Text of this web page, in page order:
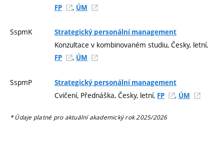
FP , ÚM
SspmK Strategický personální management
Konzultace v kombinovaném studiu, Česky, letní,
FP , ÚM
SspmP Strategický personální management
Cvičení, Přednáška, Česky, letní, FP , ÚM
* Údaje platné pro aktuální akademický rok 2025/2026